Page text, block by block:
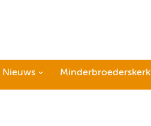
Nieuws Minderbroederskerk